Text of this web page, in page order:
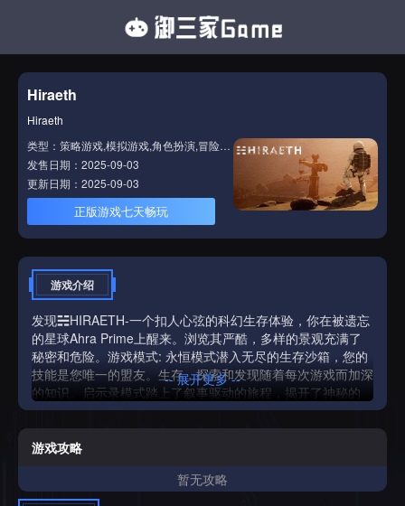
Hiraeth
Hiraeth
类型：策略游戏,模拟游戏,角色扮演,冒险游戏,动作游戏
发售日期：2025-09-03
更新日期：2025-09-03
正版游戏七天畅玩
游戏介绍
发现☵HIRAETH-一个扣人心弦的科幻生存体验，你在被遗忘
的星球Ahra Prime上醒来。浏览其严酷，多样的景观充满了
秘密和危险。游戏模式: 永恒模式潜入无尽的生存沙箱，您的
技能是您唯一的盟友。生存，探索和发现随着每次游戏而加深
的知识。启示录模式踏上了叙事驱动的旅程，揭开了神秘的
Charon引导下的Ahra Prime的奥秘。主要特点: 手工制作的开
放世界在地球上搜寻资源，面对环境危害和掠食者。每一次旅
行都是对生存的考验。深层生存机制在为新手和经验丰富的幸
存者量身定制的系统中管理饥饿，水合作用，健康和设备耐用
性。制作和升级Master Crafting，以创建必要的装备并升级您
的EVA套装，以获得更好的生存赔率。渐进式技能和津贴赚取
-- 展开更多 --
游戏攻略
暂无攻略